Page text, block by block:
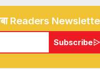
Readers
Subscribe